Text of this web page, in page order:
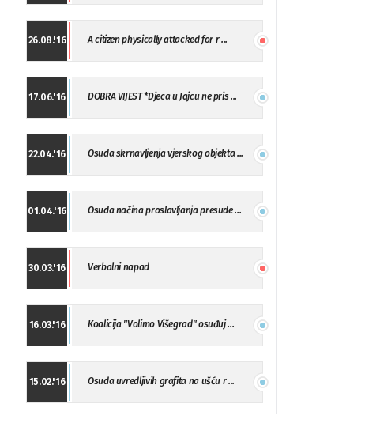
26.08.'16 A citizen physically attacked for r ...
17.06.'16 DOBRA VIJEST *Djeca u Jajcu ne pris ...
22.04.'16 Osuda skrnavljenja vjerskog objekta ...
01.04.'16 Osuda načina proslavljanja presude ...
30.03.'16 Verbalni napad
16.03.'16 Koalicija "Volimo Višegrad" osuđuj ...
15.02.'16 Osuda uvredljivih grafita na ušću r ...